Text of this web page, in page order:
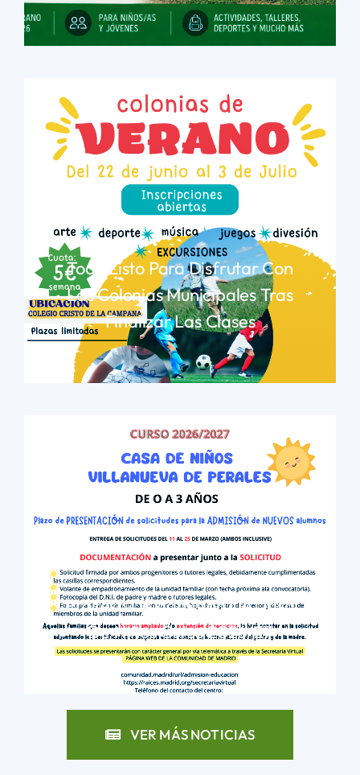
LEER MÁS
Todo Listo Para Disfrutar Con
Las Colonias Municipales Tras
Finalizar Las Clases
LEER MÁS
Proceso De Admisión De Casa
De Niños Curso 2026/27
LEER MÁS
VER MÁS NOTICIAS